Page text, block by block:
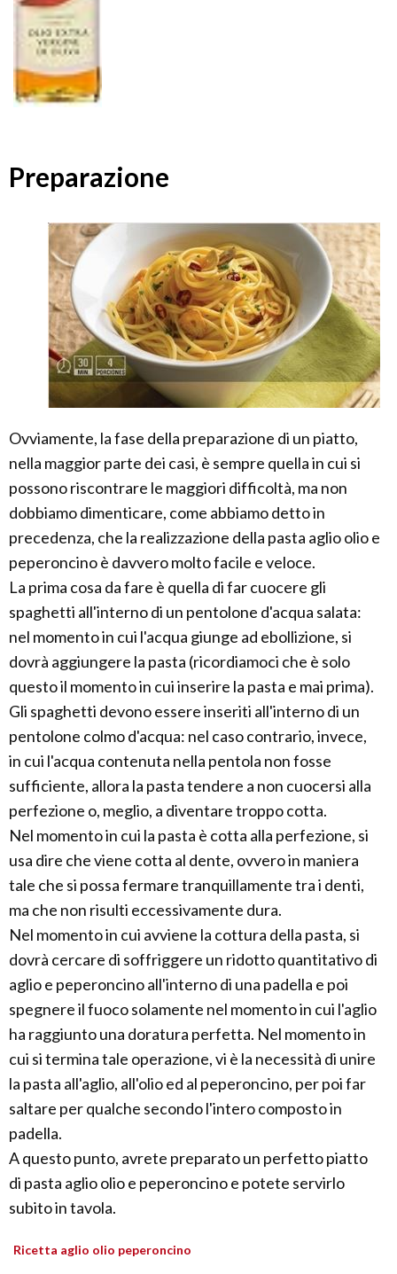
Preparazione
Ovviamente, la fase della preparazione di un piatto,
nella maggior parte dei casi, è sempre quella in cui si
possono riscontrare le maggiori difficoltà, ma non
dobbiamo dimenticare, come abbiamo detto in
precedenza, che la realizzazione della pasta aglio olio e
peperoncino è davvero molto facile e veloce.
La prima cosa da fare è quella di far cuocere gli
spaghetti all'interno di un pentolone d'acqua salata:
nel momento in cui l'acqua giunge ad ebollizione, si
dovrà aggiungere la pasta (ricordiamoci che è solo
questo il momento in cui inserire la pasta e mai prima).
Gli spaghetti devono essere inseriti all'interno di un
pentolone colmo d'acqua: nel caso contrario, invece,
in cui l'acqua contenuta nella pentola non fosse
sufficiente, allora la pasta tendere a non cuocersi alla
perfezione o, meglio, a diventare troppo cotta.
Nel momento in cui la pasta è cotta alla perfezione, si
usa dire che viene cotta al dente, ovvero in maniera
tale che si possa fermare tranquillamente tra i denti,
ma che non risulti eccessivamente dura.
Nel momento in cui avviene la cottura della pasta, si
dovrà cercare di soffriggere un ridotto quantitativo di
aglio e peperoncino all'interno di una padella e poi
spegnere il fuoco solamente nel momento in cui l'aglio
ha raggiunto una doratura perfetta. Nel momento in
cui si termina tale operazione, vi è la necessità di unire
la pasta all'aglio, all'olio ed al peperoncino, per poi far
saltare per qualche secondo l'intero composto in
padella.
A questo punto, avrete preparato un perfetto piatto
di pasta aglio olio e peperoncino e potete servirlo
subito in tavola.
Ricetta aglio olio peperoncino